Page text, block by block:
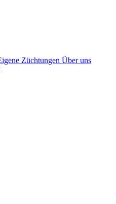
Züchtungen Über uns